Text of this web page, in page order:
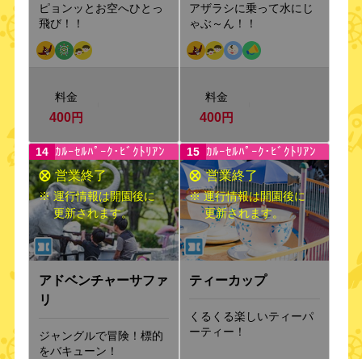
ピョンッとお空へひとっ
飛び！！
料金
400円
アザラシに乗って水にじ
ゃぶ～ん！！
料金
400円
14 ｶﾙｰｾﾙﾊﾟｰｸ･ﾋﾞｸﾄﾘｱﾝ
※ 運行情報は開園後に
更新されます。
アドベンチャーサファ
リ
ジャングルで冒険！標的
をバキューン！
15 ｶﾙｰｾﾙﾊﾟｰｸ･ﾋﾞｸﾄﾘｱﾝ
※ 運行情報は開園後に
更新されます。
ティーカップ
くるくる楽しいティーパ
ーティー！